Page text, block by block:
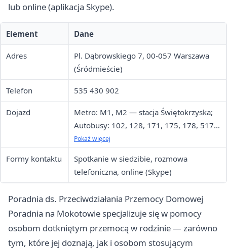
lub online (aplikacja Skype).
Element Dane
Adres
Pl. Dąbrowskiego 7, 00-057 Warszawa
(Śródmieście)
Telefon 535 430 902
Dojazd
Metro: M1, M2 — stacja Świętokrzyska;
Autobusy: 102, 128, 171, 175, 178, 517,
520; Tramwaje: 4, 15, 18, 35, 36 —
Pokaż więcej
Formy kontaktu
Spotkanie w siedzibie, rozmowa
telefoniczna, online (Skype)
Poradnia ds. Przeciwdziałania Przemocy Domowej
Poradnia na Mokotowie specjalizuje się w pomocy
osobom dotkniętym przemocą w rodzinie — zarówno
tym, które jej doznają, jak i osobom stosującym